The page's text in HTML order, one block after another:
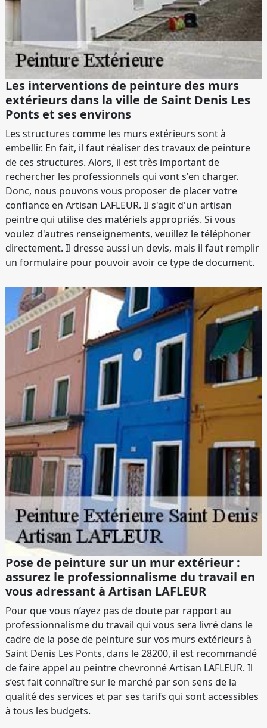
Les interventions de peinture des murs
extérieurs dans la ville de Saint Denis Les
Ponts et ses environs
Les structures comme les murs extérieurs sont à
embellir. En fait, il faut réaliser des travaux de peinture
de ces structures. Alors, il est très important de
rechercher les professionnels qui vont s'en charger.
Donc, nous pouvons vous proposer de placer votre
confiance en Artisan LAFLEUR. Il s'agit d'un artisan
peintre qui utilise des matériels appropriés. Si vous
voulez d'autres renseignements, veuillez le téléphoner
directement. Il dresse aussi un devis, mais il faut remplir
un formulaire pour pouvoir avoir ce type de document.
Pose de peinture sur un mur extérieur :
assurez le professionnalisme du travail en
vous adressant à Artisan LAFLEUR
Pour que vous n’ayez pas de doute par rapport au
professionnalisme du travail qui vous sera livré dans le
cadre de la pose de peinture sur vos murs extérieurs à
Saint Denis Les Ponts, dans le 28200, il est recommandé
de faire appel au peintre chevronné Artisan LAFLEUR. Il
s’est fait connaître sur le marché par son sens de la
qualité des services et par ses tarifs qui sont accessibles
à tous les budgets.